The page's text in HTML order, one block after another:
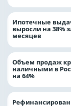
Ипотечные
выросли на 38%
месяцев
Объем продаж
наличными в
на 64%